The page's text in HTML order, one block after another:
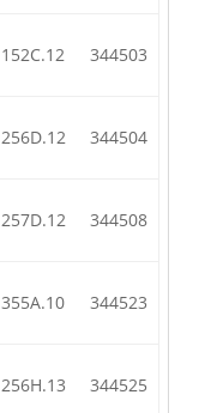
152C.12 344503
256D.12 344504
257D.12 344508
355A.10 344523
256H.13 344525